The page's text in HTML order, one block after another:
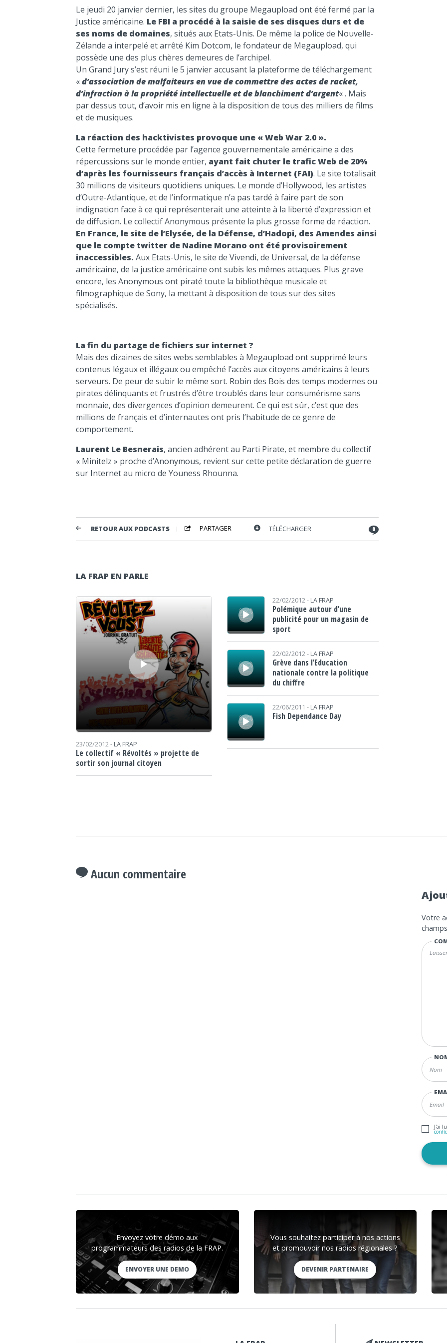
Le jeudi 20 janvier dernier, les sites du groupe Megaupload ont été fermé par la
Justice américaine. Le FBI a procédé à la saisie de ses disques durs et de
ses noms de domaines, situés aux Etats-Unis. De même la police de Nouvelle-
Zélande a interpelé et arrêté Kim Dotcom, le fondateur de Megaupload, qui
possède une des plus chères demeures de l’archipel.
Un Grand Jury s’est réuni le 5 janvier accusant la plateforme de téléchargement
«d’association de malfaiteurs en vue de commettre des actes de racket,
d’infraction à la propriété intellectuelle et de blanchiment d’argent« . Mais
par dessus tout, d’avoir mis en ligne à la disposition de tous des milliers de films
et de musiques.
La réaction des hacktivistes provoque une « Web War 2.0 ».
Cette fermeture procédée par l’agence gouvernementale américaine a des
répercussions sur le monde entier, ayant fait chuter le trafic Web de 20%
d’après les fournisseurs français d’accès à Internet (FAI). Le site totalisait
30 millions de visiteurs quotidiens uniques. Le monde d’Hollywood, les artistes
d’Outre-Atlantique, et de l’informatique n’a pas tardé à faire part de son
indignation face à ce qui représenterait une atteinte à la liberté d’expression et
de diffusion. Le collectif Anonymous présente la plus grosse forme de réaction.
En France, le site de l’Elysée, de la Défense, d’Hadopi, des Amendes ainsi
que le compte twitter de Nadine Morano ont été provisoirement
inaccessibles. Aux Etats-Unis, le site de Vivendi, de Universal, de la défense
américaine, de la justice américaine ont subis les mêmes attaques. Plus grave
encore, les Anonymous ont piraté toute la bibliothèque musicale et
filmographique de Sony, la mettant à disposition de tous sur des sites
spécialisés.
La fin du partage de fichiers sur internet ?
Mais des dizaines de sites webs semblables à Megaupload ont supprimé leurs
contenus légaux et illégaux ou empêché l’accès aux citoyens américains à leurs
serveurs. De peur de subir le même sort. Robin des Bois des temps modernes ou
pirates délinquants et frustrés d’être troublés dans leur consumérisme sans
monnaie, des divergences d’opinion demeurent. Ce qui est sûr, c’est que des
millions de français et d’internautes ont pris l’habitude de ce genre de
comportement.
Laurent Le Besnerais, ancien adhérent au Parti Pirate, et membre du collectif
« Minitelz » proche d’Anonymous, revient sur cette petite déclaration de guerre
sur Internet au micro de Youness Rhounna.
RETOUR AUX PODCASTS PARTAGER TÉLÉCHARGER 0
LA FRAP EN PARLE
Lecteur audio
23/02/2012 - LA FRAP
Le collectif « Révoltés » projette de
sortir son journal citoyen
Lecteur audio 22/02/2012 - LA FRAP
Polémique autour d’une
publicité pour un magasin de
sport
Lecteur audio
22/02/2012 - LA FRAP
Grève dans l’Education
nationale contre la politique
du chiffre
Lecteur audio
22/06/2011 - LA FRAP
Fish Dependance Day
Aucun commentaire
Votre
J'ai
Envoyez votre démo aux
programmateurs des radios de la FRAP.
ENVOYER UNE DEMO
Vous souhaitez participer à nos actions
et promouvoir nos radios régionales ?
DEVENIR PARTENAIRE